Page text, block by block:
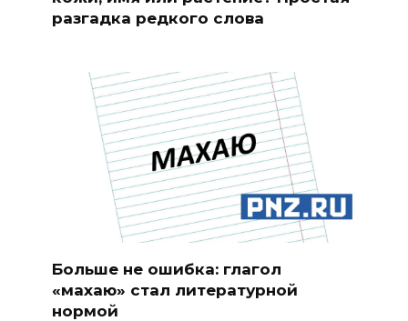
разгадка редкого слова
Больше не ошибка: глагол
«махаю» стал литературной
нормой